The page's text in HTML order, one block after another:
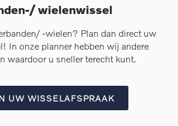
wielenwissel
-wielen? Plan dan direct uw
In onze planner hebben wij andere
waardoor u sneller terecht kunt.
UW WISSELAFSPRAAK